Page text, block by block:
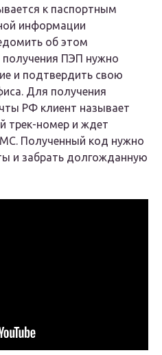
к паспортным
информации
об этом
ПЭП нужно
и подтвердить свою
Для получения
РФ клиент называет
трек-номер и ждет
Полученный код нужно
и забрать долгожданную